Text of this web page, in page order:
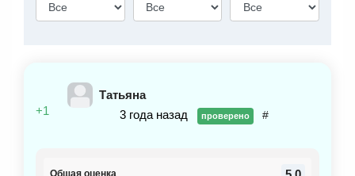
+1
Татьяна
3 года назад
проверено #
Общая оценка